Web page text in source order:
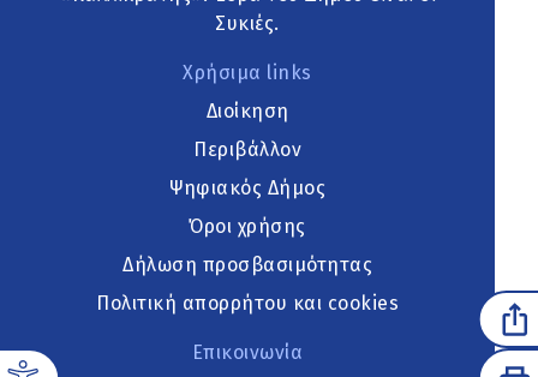
Συκιές.
Χρήσιμα links
Διοίκηση
Περιβάλλον
Ψηφιακός Δήμος
Όροι χρήσης
Δήλωση προσβασιμότητας
Πολιτική απορρήτου και cookies
Επικοινωνία